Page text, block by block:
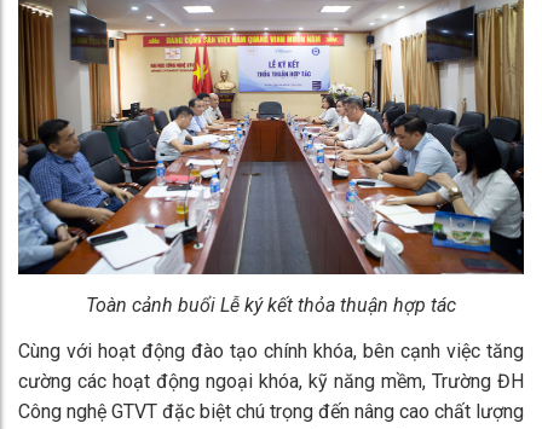
Toàn cảnh buổi Lễ ký kết thỏa thuận hợp tác
Cùng với hoạt động đào tạo chính khóa, bên cạnh việc tăng
cường các hoạt động ngoại khóa, kỹ năng mềm, Trường ĐH
Công nghệ GTVT đặc biệt chú trọng đến nâng cao chất lượng